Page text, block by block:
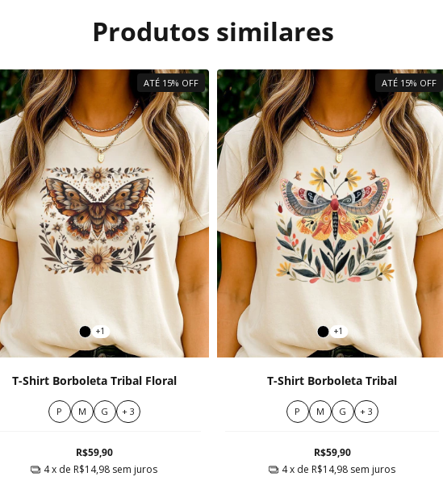
Produtos similares
ATÉ 15% OFF
+1
T-Shirt Borboleta Tribal Floral
P M G + 3
R$59,90
4x de R$14,98 sem juros
ATÉ 15% OFF
+1
T-Shirt Borboleta Tribal
P M G + 3
R$59,90
4x de R$14,98 sem juros